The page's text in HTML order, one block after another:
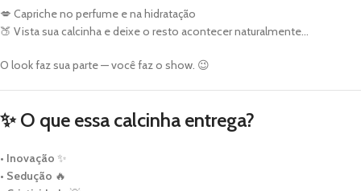
💋 Capriche no perfume e na hidratação
🍑 Vista sua calcinha e deixe o resto acontecer naturalmente…
O look faz sua parte — você faz o show. 😉
✨ O que essa calcinha entrega?
• Inovação ✨
• Sedução 🔥